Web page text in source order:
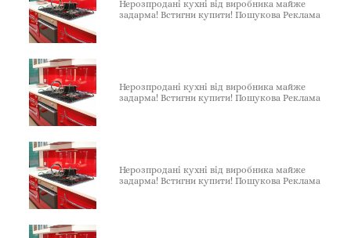
Нерозпродані кухні від виробника майже
задарма! Встигни купити! Пошукова Реклама
Нерозпродані кухні від виробника майже
задарма! Встигни купити! Пошукова Реклама
Нерозпродані кухні від виробника майже
задарма! Встигни купити! Пошукова Реклама